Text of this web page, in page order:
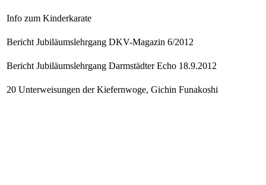
Info zum Kinderkarate
Bericht Jubiläumslehrgang DKV-Magazin 6/2012
Bericht Jubiläumslehrgang Darmstädter Echo 18.9.2012
20 Unterweisungen der Kiefernwoge, Gichin Funakoshi